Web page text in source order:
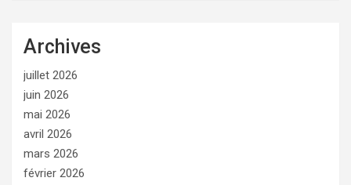
Archives
juillet 2026
juin 2026
mai 2026
avril 2026
mars 2026
février 2026